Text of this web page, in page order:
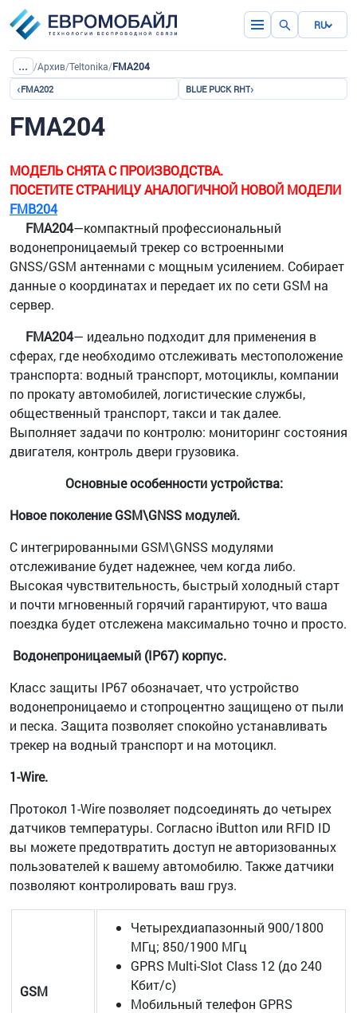
RU
... /Архив/Teltonika/FMA204
‹FMA202 BLUE PUCK RHT›
FMA204
МОДЕЛЬ СНЯТА С ПРОИЗВОДСТВА.
ПОСЕТИТЕ СТРАНИЦУ АНАЛОГИЧНОЙ НОВОЙ МОДЕЛИ
FMB204
FMA204—компактный профессиональный
водонепроницаемый трекер со встроенными
GNSS/GSM антеннами с мощным усилением. Собирает
данные о координатах и передает их по сети GSM на
сервер.
FMA204— идеально подходит для применения в
сферах, где необходимо отслеживать местоположение
транспорта: водный транспорт, мотоциклы, компании
по прокату автомобилей, логистические службы,
общественный транспорт, такси и так далее.
Выполняет задачи по контролю: мониторинг состояния
двигателя, контроль двери грузовика.
Основные особенности устройства:
Новое поколение GSM\GNSS модулей.
С интегрированными GSM\GNSS модулями
отслеживание будет надежнее, чем когда либо.
Высокая чувствительность, быстрый холодный старт
и почти мгновенный горячий гарантируют, что ваша
поездка будет отслежена максимально точно и просто.
Водонепроницаемый (IP67) корпус.
Класс защиты IP67 обозначает, что устройство
водонепроницаемо и стопроцентно защищено от пыли
и песка. Защита позволяет спокойно устанавливать
трекер на водный транспорт и на мотоцикл.
1-Wire.
Протокол 1-Wire позволяет подсоединять до четырех
датчиков температуры. Согласно iButton или RFID ID
вы можете предотвратить доступ не авторизованных
пользователей к вашему автомобилю. Также датчики
позволяют контролировать ваш груз.
GSM
Четырехдиапазонный 900/1800
МГц; 850/1900 МГц
GPRS Multi-Slot Class 12 (до 240
Кбит/с)
Мобильный телефон GPRS